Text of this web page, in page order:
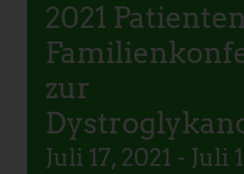
2021
zur
Juli 17, 2021 - Juli